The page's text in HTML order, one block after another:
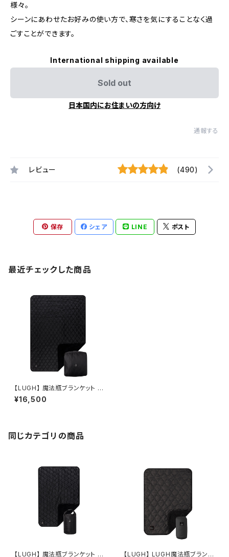
様々。
シーンにあわせたお好みの使い方で、寒さを気にすることなく過
ごすことができます。
International shipping available
Sold out
日本国内にお住まいの方向け
通報する
レビュー (490)
保存 シェア LINE ポスト
最近チェックした商品
【LUGH】 魔法瓶ブランケット L
サイズ (新6層/ グラフェン)
¥16,500
同じカテゴリの商品
【LUGH】 魔法瓶ブランケット S
【LUGH】 LUGH魔法瓶ブランケ